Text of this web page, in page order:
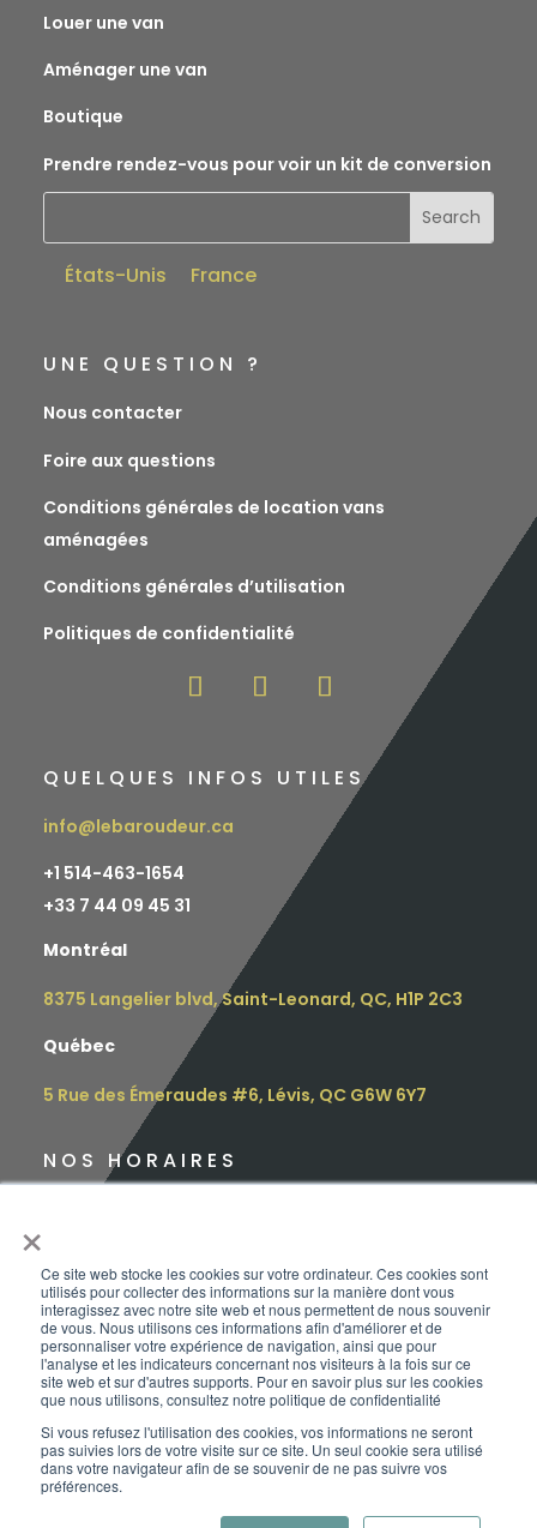
×
Ce site web stocke les cookies sur votre ordinateur. Ces cookies sont
utilisés pour collecter des informations sur la manière dont vous
interagissez avec notre site web et nous permettent de nous souvenir
de vous. Nous utilisons ces informations afin d'améliorer et de
personnaliser votre expérience de navigation, ainsi que pour
l'analyse et les indicateurs concernant nos visiteurs à la fois sur ce
site web et sur d'autres supports. Pour en savoir plus sur les cookies
que nous utilisons, consultez notre politique de confidentialité
Si vous refusez l'utilisation des cookies, vos informations ne seront
pas suivies lors de votre visite sur ce site. Un seul cookie sera utilisé
dans votre navigateur afin de se souvenir de ne pas suivre vos
préférences.
Louer une van
Aménager une van
Boutique
Prendre rendez-vous pour voir un kit de conversion
États-Unis France
UNE QUESTION ?
Nous contacter
Foire aux questions
Conditions générales de location vans
aménagées
Conditions générales d’utilisation
Politiques de confidentialité
QUELQUES INFOS UTILES
info@lebaroudeur.ca
+1 514-463-1654
+33 7 44 09 45 31
Montréal
8375 Langelier blvd, Saint-Leonard, QC, H1P 2C3
Québec
5 Rue des Émeraudes #6, Lévis, QC G6W 6Y7
NOS HORAIRES
Mercredi : 12h – 17h
Jeudi : 10h – 18h
Vendredi : 9h – 15h
Samedi :sur rendez-vous